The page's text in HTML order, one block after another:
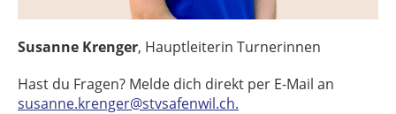
Susanne Krenger, Hauptleiterin Turnerinnen
Hast du Fragen? Melde dich direkt per E-Mail an
susanne.krenger@stvsafenwil.ch.